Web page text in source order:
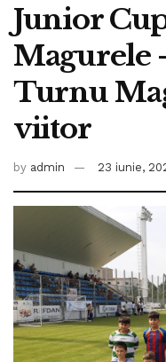
Junior
Magurele
Turnu
viitor
by admin 23 iunie,